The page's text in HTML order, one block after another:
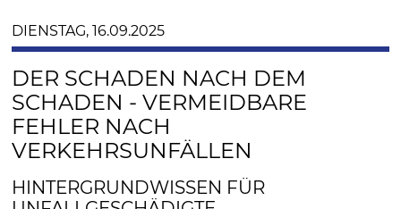
DIENSTAG, 16.09.2025
DER SCHADEN NACH DEM
SCHADEN - VERMEIDBARE
FEHLER NACH
VERKEHRSUNFÄLLEN
HINTERGRUNDWISSEN FÜR